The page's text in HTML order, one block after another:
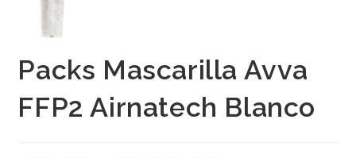
Packs Mascarilla Avva
FFP2 Airnatech Blanco